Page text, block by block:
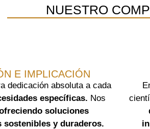
NUESTRO
E IMPLICACIÓN
dedicación absoluta a cada
específicas. Nos
soluciones
sostenibles y duraderos.